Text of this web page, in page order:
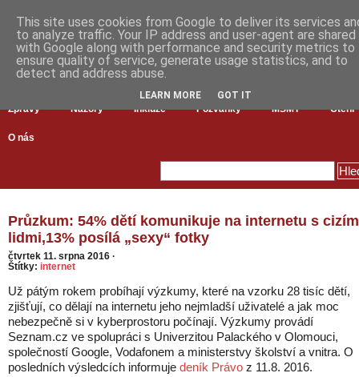
Zprávy Názory Inkluze Pozvánky MŠMT Čtení
O nás
Průzkum: 54% dětí komunikuje na internetu s
lidmi,13% posílá „sexy“ fotky
čtvrtek 11. srpna 2016 ·
Štítky: internet
Už pátým rokem probíhají výzkumy, které na vzorku 28 tisíc dětí,
zjišťují, co dělají na internetu jeho nejmladší uživatelé a jak moc
nebezpečně si v kyberprostoru počínají. Výzkumy provádí
Seznam.cz ve spolupráci s Univerzitou Palackého v Olomouci,
společností Google, Vodafonem a ministerstvy školství a vnitra. O
posledních výsledcích informuje deník Právo z 11.8. 2016.
This site uses cookies from Google to deliver its services
to analyze traffic. Your IP address and user-agent are shared
with Google along with performance and security metrics to
ensure quality of service, generate usage statistics, and to
detect and address abuse.
LEARN MORE GOT IT